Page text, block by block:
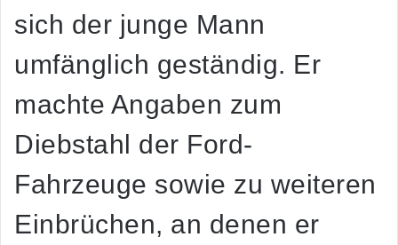
sich der junge Mann
umfänglich geständig. Er
machte Angaben zum
Diebstahl der Ford-
Fahrzeuge sowie zu weiteren
Einbrüchen, an denen er